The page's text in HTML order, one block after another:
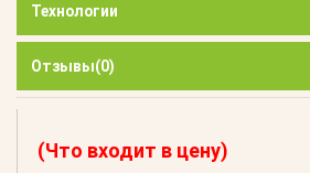
Технологии
Отзывы(0)
(Что входит в цену)